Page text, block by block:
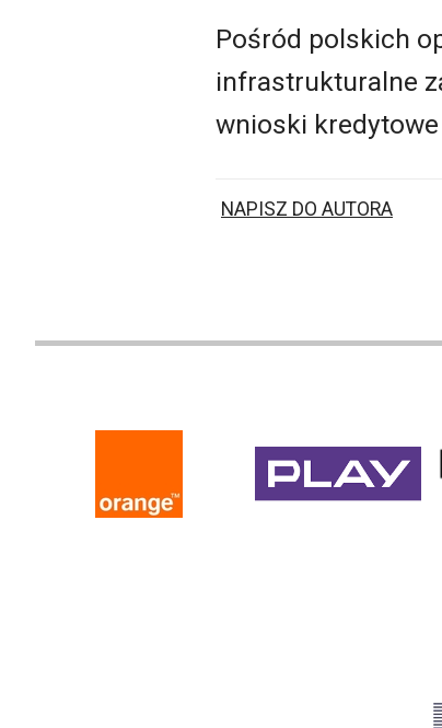
Pośród polskich
infrastrukturalne
wnioski
NAPISZ DO AUTORA